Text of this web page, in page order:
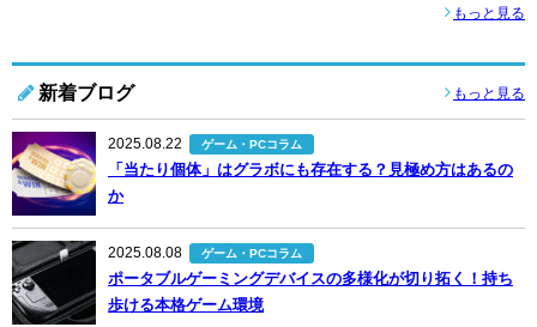
もっと見る
新着ブログ もっと見る
2025.08.22 ゲーム・PCコラム
「当たり個体」はグラボにも存在する？見極め方はあるの
か
2025.08.08 ゲーム・PCコラム
ポータブルゲーミングデバイスの多様化が切り拓く！持ち
歩ける本格ゲーム環境